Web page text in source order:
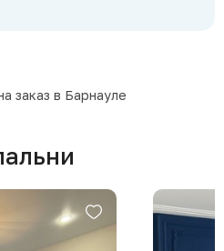
заказ в Барнауле